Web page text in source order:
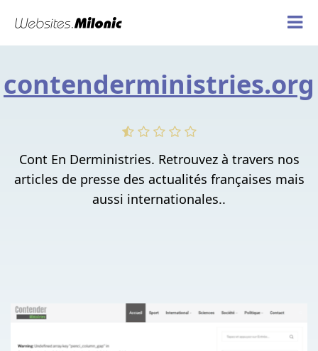
contenderministries.org
Cont En Derministries. Retrouvez à travers nos
articles de presse des actualités françaises mais
aussi internationales..